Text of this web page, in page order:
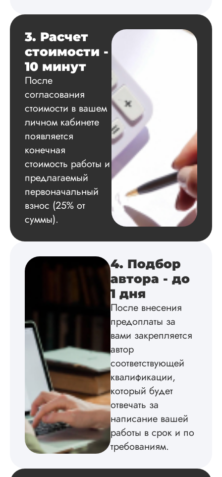
Вадим
Удобная форма
оплаты, есть
официальный
работу выполнили
оговоренные
сдачи,
оформили в
соответствии с
Взаимодействие с
клиентами
подробно
Благодарен.
Вид работы:
Дата:2024-04-29
Магистерскую
диссертацию по
Грамотно
структуру, список
приложения,
все
3. Расчет
стоимости -
10 минут
После
согласования
стоимости в вашем
личном кабинете
появляется
конечная
стоимость работы и
предлагаемый
первоначальный
взнос (25% от
суммы).
4. Подбор
автора - до
1 дня
После внесения
предоплаты за
вами закрепляется
автор
соответствующей
квалификации,
который будет
отвечать за
написание вашей
работы в срок и по
требованиям.